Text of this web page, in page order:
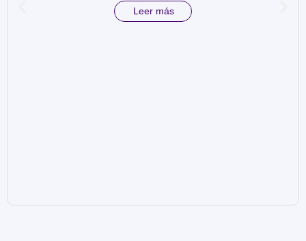
Leer más